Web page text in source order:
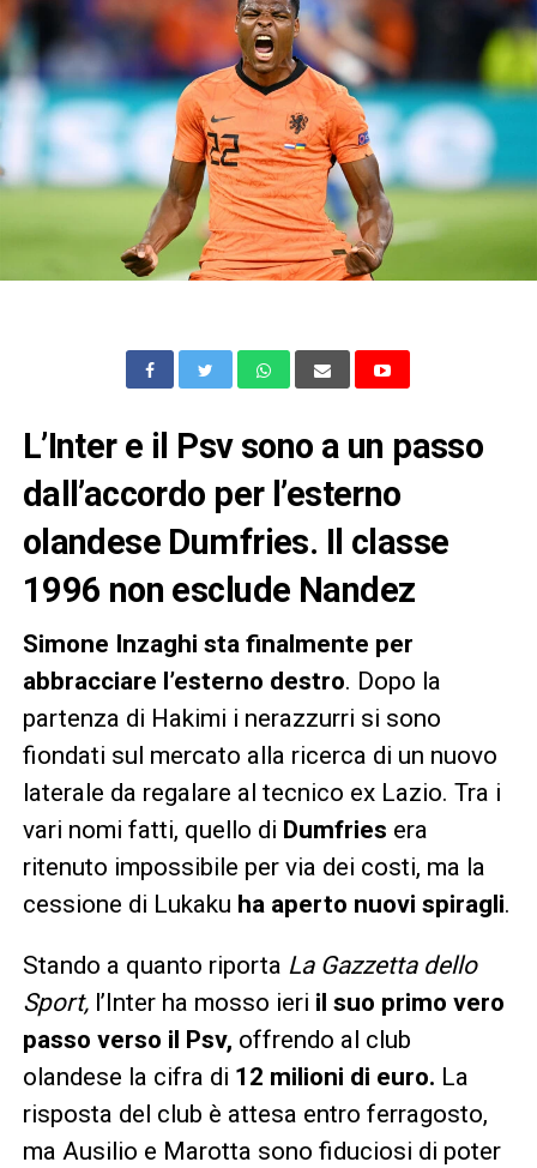
L’Inter e il Psv sono a un passo
dall’accordo per l’esterno
olandese Dumfries. Il classe
1996 non esclude Nandez
Simone Inzaghi sta finalmente per
abbracciare l’esterno destro. Dopo la
partenza di Hakimi i nerazzurri si sono
fiondati sul mercato alla ricerca di un nuovo
laterale da regalare al tecnico ex Lazio. Tra i
vari nomi fatti, quello di Dumfries era
ritenuto impossibile per via dei costi, ma la
cessione di Lukaku ha aperto nuovi spiragli.
Stando a quanto riporta La Gazzetta dello
Sport,l’Inter ha mosso ieri il suo primo vero
passo verso il Psv, offrendo al club
olandese la cifra di 12 milioni di euro. La
risposta del club è attesa entro ferragosto,
ma Ausilio e Marotta sono fiduciosi di poter